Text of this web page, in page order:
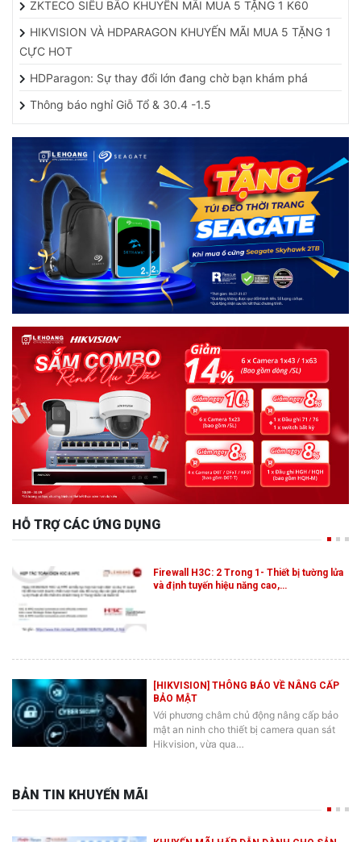
HIKVISION VÀ HDPARAGON KHUYẾN MÃI MUA 5 TẶNG 1
CỰC HOT
HDParagon: Sự thay đổi lớn đang chờ bạn khám phá
Thông báo nghỉ Giỗ Tổ & 30.4 -1.5
HỖ TRỢ CÁC ỨNG DỤNG
và định tuyến hiệu năng cao,…
BẢO MẬT
Với phương châm chủ động nâng cấp bảo
mật an ninh cho thiết bị camera quan sát
Hikvision, vừa qua…
BẢN TIN KHUYẾN MÃI